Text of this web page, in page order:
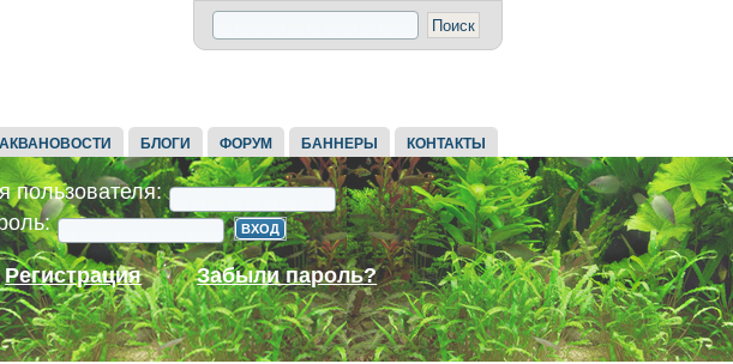
АКВАНОВОСТИ БЛОГИ ФОРУМ БАННЕРЫ КОНТАКТЫ
пользователя:
Регистрация Забыли пароль?